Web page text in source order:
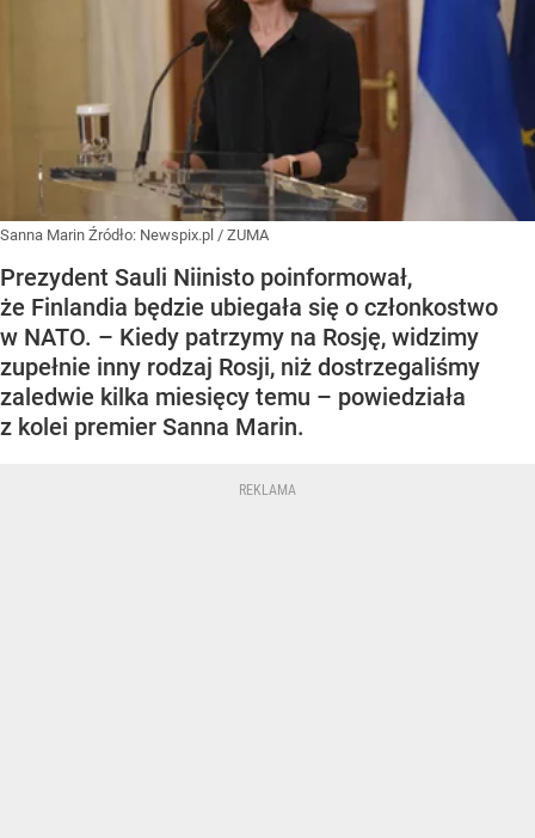
Sanna Marin Źródło: Newspix.pl / ZUMA
Prezydent Sauli Niinisto poinformował,
że Finlandia będzie ubiegała się o członkostwo
w NATO. – Kiedy patrzymy na Rosję, widzimy
zupełnie inny rodzaj Rosji, niż dostrzegaliśmy
zaledwie kilka miesięcy temu – powiedziała
z kolei premier Sanna Marin.